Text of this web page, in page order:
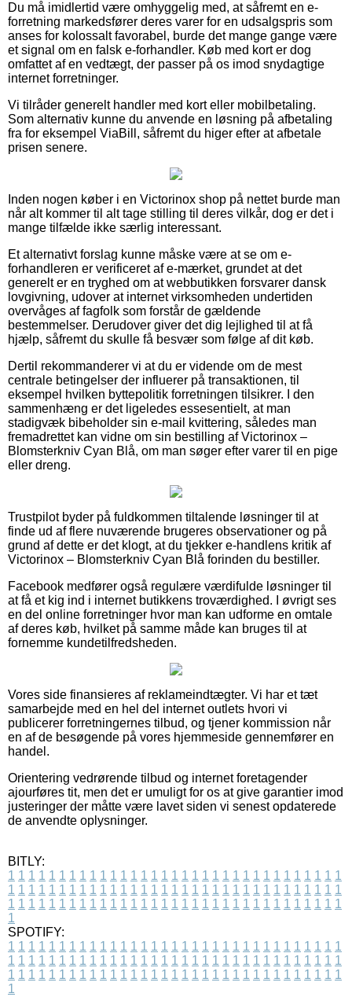
Du må imidlertid være omhyggelig med, at såfremt en e-
forretning markedsfører deres varer for en udsalgspris som
anses for kolossalt favorabel, burde det mange gange være
et signal om en falsk e-forhandler. Køb med kort er dog
omfattet af en vedtægt, der passer på os imod snydagtige
internet forretninger.
Vi tilråder generelt handler med kort eller mobilbetaling.
Som alternativ kunne du anvende en løsning på afbetaling
fra for eksempel ViaBill, såfremt du higer efter at afbetale
prisen senere.
Inden nogen køber i en Victorinox shop på nettet burde man
når alt kommer til alt tage stilling til deres vilkår, dog er det i
mange tilfælde ikke særlig interessant.
Et alternativt forslag kunne måske være at se om e-
forhandleren er verificeret af e-mærket, grundet at det
generelt er en tryghed om at webbutikken forsvarer dansk
lovgivning, udover at internet virksomheden undertiden
overvåges af fagfolk som forstår de gældende
bestemmelser. Derudover giver det dig lejlighed til at få
hjælp, såfremt du skulle få besvær som følge af dit køb.
Dertil rekommanderer vi at du er vidende om de mest
centrale betingelser der influerer på transaktionen, til
eksempel hvilken byttepolitik forretningen tilsikrer. I den
sammenhæng er det ligeledes essesentielt, at man
stadigvæk bibeholder sin e-mail kvittering, således man
fremadrettet kan vidne om sin bestilling af Victorinox –
Blomsterkniv Cyan Blå, om man søger efter varer til en pige
eller dreng.
Trustpilot byder på fuldkommen tiltalende løsninger til at
finde ud af flere nuværende brugeres observationer og på
grund af dette er det klogt, at du tjekker e-handlens kritik af
Victorinox – Blomsterkniv Cyan Blå forinden du bestiller.
Facebook medfører også regulære værdifulde løsninger til
at få et kig ind i internet butikkens troværdighed. I øvrigt ses
en del online forretninger hvor man kan udforme en omtale
af deres køb, hvilket på samme måde kan bruges til at
fornemme kundetilfredsheden.
Vores side finansieres af reklameindtægter. Vi har et tæt
samarbejde med en hel del internet outlets hvori vi
publicerer forretningernes tilbud, og tjener kommission når
en af de besøgende på vores hjemmeside gennemfører en
handel.
Orientering vedrørende tilbud og internet foretagender
ajourføres tit, men det er umuligt for os at give garantier imod
justeringer der måtte være lavet siden vi senest opdaterede
de anvendte oplysninger.
BITLY:
1 1 1 1 1 1 1 1 1 1 1 1 1 1 1 1 1 1 1 1 1 1 1 1 1 1 1 1 1 1 1 1 1
1 1 1 1 1 1 1 1 1 1 1 1 1 1 1 1 1 1 1 1 1 1 1 1 1 1 1 1 1 1 1 1 1
1 1 1 1 1 1 1 1 1 1 1 1 1 1 1 1 1 1 1 1 1 1 1 1 1 1 1 1 1 1 1 1 1
1
SPOTIFY:
1 1 1 1 1 1 1 1 1 1 1 1 1 1 1 1 1 1 1 1 1 1 1 1 1 1 1 1 1 1 1 1 1
1 1 1 1 1 1 1 1 1 1 1 1 1 1 1 1 1 1 1 1 1 1 1 1 1 1 1 1 1 1 1 1 1
1 1 1 1 1 1 1 1 1 1 1 1 1 1 1 1 1 1 1 1 1 1 1 1 1 1 1 1 1 1 1 1 1
1